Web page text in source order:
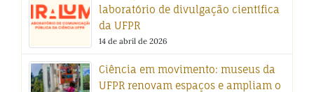
laboratório de divulgação científica
da UFPR
14 de abril de 2026
Ciência em movimento: museus da
UFPR renovam espaços e ampliam o